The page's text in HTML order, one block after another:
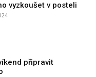
vyzkoušet v posteli
připravit